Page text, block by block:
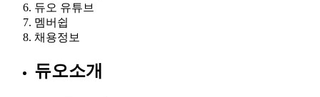
듀오 유튜브
멤버쉽
채용정보
듀오소개